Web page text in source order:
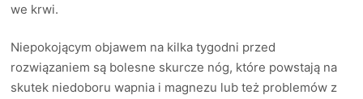
we krwi.
Niepokojącym objawem na kilka tygodni przed
rozwiązaniem są bolesne skurcze nóg, które powstają na
skutek niedoboru wapnia i magnezu lub też problemów z